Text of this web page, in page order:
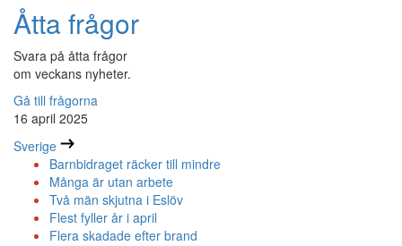
Åtta frågor
Svara på åtta frågor
om veckans nyheter.
Gå till frågorna
16 april 2025
Sverige
Barnbidraget räcker till mindre
Många är utan arbete
Två män skjutna i Eslöv
Flest fyller år i april
Flera skadade efter brand